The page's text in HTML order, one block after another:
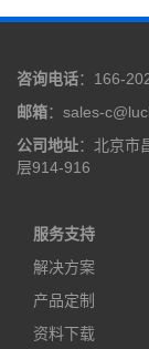
咨询电话：166-
邮箱：sales-
公司地址：北京市
层914-916
服务支持
解决方案
产品定制
资料下载